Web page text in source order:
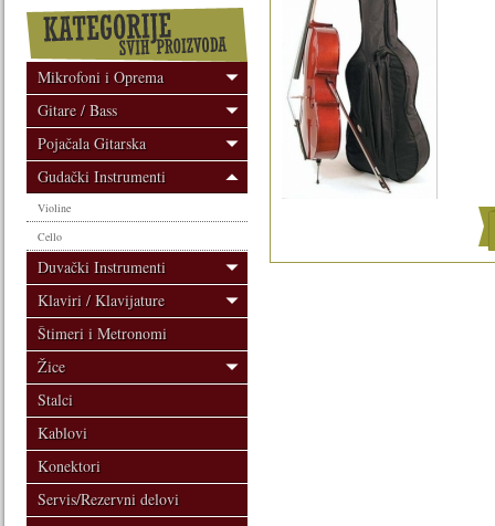
Mikrofoni i Oprema
Gitare / Bass
Pojačala Gitarska
Gudački Instrumenti
Violine
Cello
Duvački Instrumenti
Klaviri / Klavijature
Štimeri i Metronomi
Žice
Stalci
Kablovi
Konektori
Servis/Rezervni delovi